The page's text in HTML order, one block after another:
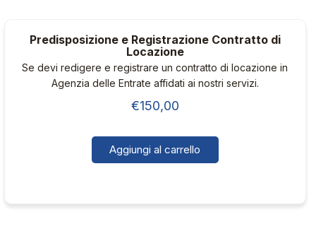
Le
opzioni
possono
pagina
del
Predisposizione e Registrazione Contratto di
Locazione
Se devi redigere e registrare un contratto di locazione in
Agenzia delle Entrate affidati ai nostri servizi.
€150,00
Aggiungi al carrello